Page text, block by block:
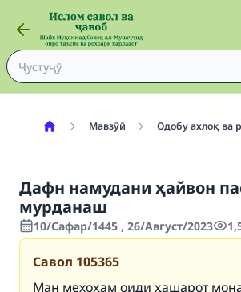
Мавзӯӣ Одобу ахлоқ ва
Дафн намудани ҳайвон
мурданаш
10/Сафар/1445 , 26/Август/2023
Савол 105365
Ман мехоҳам оиди ҳашарот